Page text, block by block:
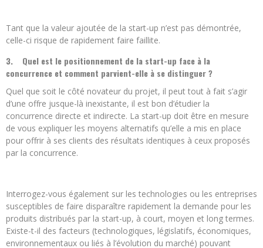
Tant que la valeur ajoutée de la start-up n’est pas démontrée,
celle-ci risque de rapidement faire faillite.
3.
Quel est le positionnement de la start-up face à la
concurrence et comment parvient-elle à se distinguer ?
Quel que soit le côté novateur du projet, il peut tout à fait s’agir
d’une offre jusque-là inexistante, il est bon d’étudier la
concurrence directe et indirecte. La start-up doit être en mesure
de vous expliquer les moyens alternatifs qu’elle a mis en place
pour offrir à ses clients des résultats identiques à ceux proposés
par la concurrence.
Interrogez-vous également sur les technologies ou les entreprises
susceptibles de faire disparaître rapidement la demande pour les
produits distribués par la start-up, à court, moyen et long termes.
Existe-t-il des facteurs (technologiques, législatifs, économiques,
environnementaux ou liés à l’évolution du marché) pouvant